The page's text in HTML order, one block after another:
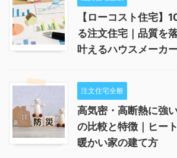
【ローコスト住宅】
る注文住宅｜品質を
叶えるハウスメーカ
注文住宅全般
高気密・高断熱に強
の比較と特徴｜ヒー
暖かい家の建て方